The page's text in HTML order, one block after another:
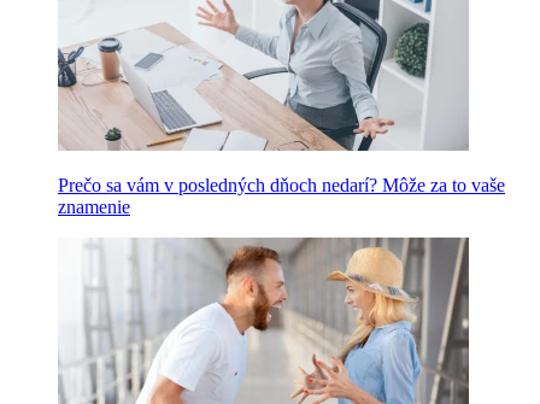
Prečo sa vám v posledných dňoch nedarí? Môže za to vaše
znamenie